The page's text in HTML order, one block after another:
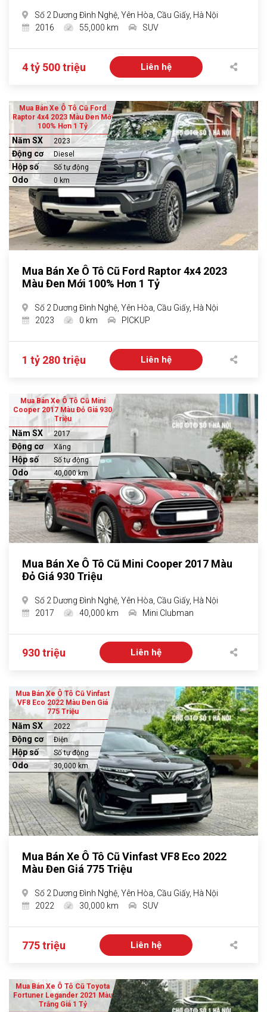
Số 2 Dương Đình Nghệ, Yên Hòa, Cầu Giấy, Hà Nội
2016
55,000 km SUV
4 tỷ 500 triệu Liên hệ
Mua Bán Xe Ô Tô Cũ Ford
Raptor 4x4 2023 Màu Đen Mới
100% Hơn 1 Tỷ
Năm SX 2023
Động cơ Diesel
Hộp số Số tự động
Odo 0 km
Mua Bán Xe Ô Tô Cũ Ford Raptor 4x4 2023
Màu Đen Mới 100% Hơn 1 Tỷ
Số 2 Dương Đình Nghệ, Yên Hòa, Cầu Giấy, Hà Nội
2023
0 km PICKUP
1 tỷ 280 triệu Liên hệ
Mua Bán Xe Ô Tô Cũ Mini
Cooper 2017 Màu Đỏ Giá 930
Triệu
Năm SX 2017
Động cơ Xăng
Hộp số Số tự động
Odo 40,000 km
Mua Bán Xe Ô Tô Cũ Mini Cooper 2017 Màu
Đỏ Giá 930 Triệu
Số 2 Dương Đình Nghệ, Yên Hòa, Cầu Giấy, Hà Nội
2017
40,000 km Mini Clubman
930 triệu Liên hệ
Mua Bán Xe Ô Tô Cũ Vinfast
VF8 Eco 2022 Màu Đen Giá
775 Triệu
Năm SX 2022
Động cơ Điện
Hộp số Số tự động
Odo 30,000 km
Mua Bán Xe Ô Tô Cũ Vinfast VF8 Eco 2022
Màu Đen Giá 775 Triệu
Số 2 Dương Đình Nghệ, Yên Hòa, Cầu Giấy, Hà Nội
2022
30,000 km SUV
775 triệu Liên hệ
Mua Bán Xe Ô Tô Cũ Toyota
Fortuner Legander 2021 Màu
Trắng Giá 1 Tỷ